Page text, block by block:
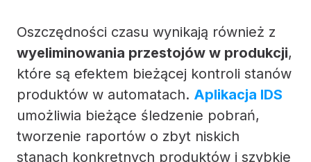
Oszczędności czasu wynikają również z
wyeliminowania przestojów w produkcji,
które są efektem bieżącej kontroli stanów
produktów w automatach. Aplikacja IDS
umożliwia bieżące śledzenie pobrań,
tworzenie raportów o zbyt niskich
stanach konkretnych produktów i szybkie